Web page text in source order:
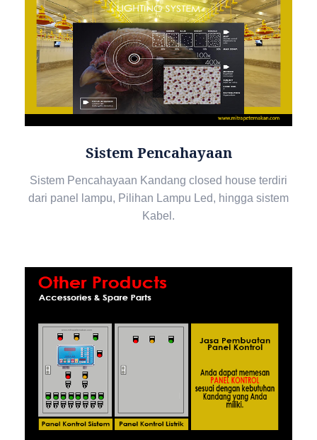
Sistem Pencahayaan
Sistem Pencahayaan Kandang closed house terdiri
dari panel lampu, Pilihan Lampu Led, hingga sistem
Kabel.